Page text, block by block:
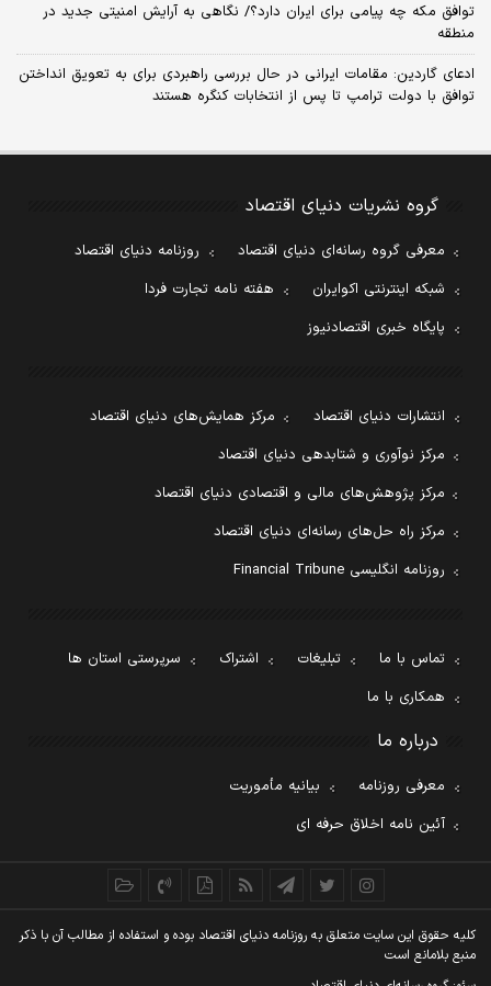
توافق مکه چه پیامی برای ایران دارد؟/ نگاهی به آرایش امنیتی جدید در
منطقه
ادعای گاردین: مقامات ایرانی در حال بررسی راهبردی برای به تعویق انداختن
توافق با دولت ترامپ تا پس از انتخابات کنگره هستند
گروه نشریات دنیای اقتصاد
معرفی گروه رسانه‌ای دنیای اقتصاد
روزنامه دنیای اقتصاد
شبکه اینترنتی اکوایران
هفته نامه تجارت فردا
پایگاه خبری اقتصادنیوز
انتشارات دنیای اقتصاد
مرکز همایش‌های دنیای اقتصاد
مرکز نوآوری و شتابدهی دنیای اقتصاد
مرکز پژوهش‌های مالی و اقتصادی دنیای اقتصاد
مرکز راه حل‌های رسانه‌ای دنیای اقتصاد
روزنامه انگلیسی Financial Tribune
تماس با ما تبلیغات اشتراک
سرپرستی استان ها
همکاری با ما
درباره ما
معرفی روزنامه
بیانیه مأموریت
آئین نامه اخلاق حرفه ای
کليه حقوق اين سايت متعلق به روزنامه دنيای اقتصاد بوده و استفاده از مطالب آن با ذکر
منبع بلامانع است